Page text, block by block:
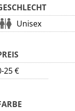
Unisex
25 €